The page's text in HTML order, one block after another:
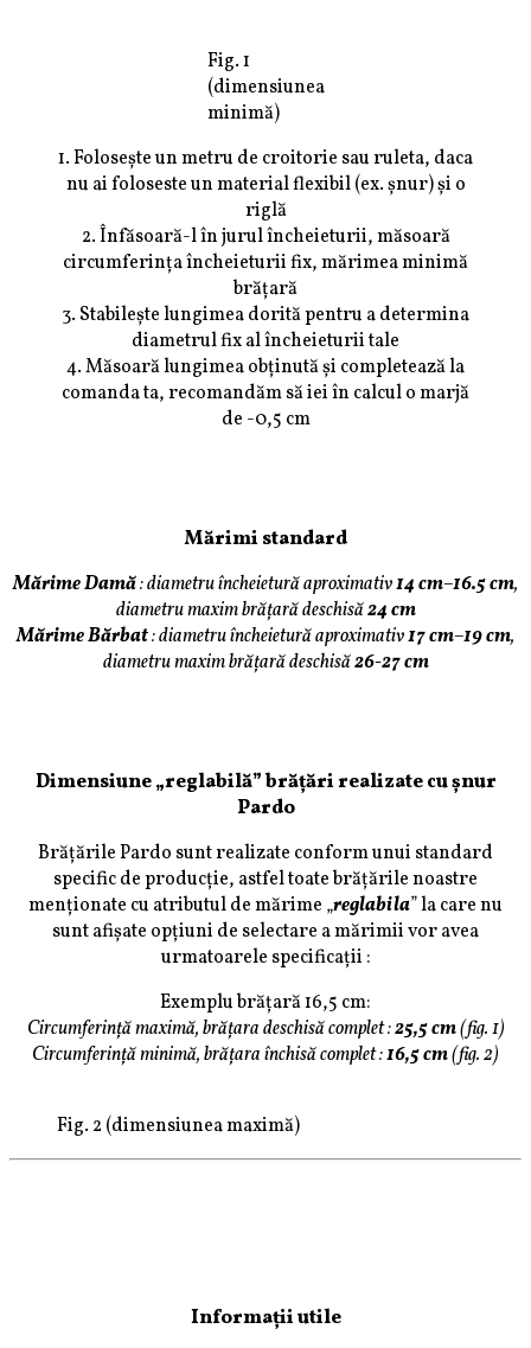
Fig. 1
(dimensiunea
minimă)
1. Folosește un metru de croitorie sau ruleta, daca
nu ai foloseste un material flexibil (ex. șnur) și o
riglă
2. Înfăsoară-l în jurul încheieturii, măsoară
circumferința încheieturii fix, mărimea minimă
brățară
3. Stabilește lungimea dorită pentru a determina
diametrul fix al încheieturii tale
4. Măsoară lungimea obținută și completează la
comanda ta, recomandăm să iei în calcul o marjă
de -0,5 cm
Mărimi standard
Mărime Damă:diametru încheietură aproximativ14 cm–16.5 cm,
diametru maxim brățară deschisă24 cm
Mărime Bărbat:diametru încheietură aproximativ17 cm–19 cm,
diametru maxim brățară deschisă26-27 cm
Dimensiune „reglabilă” brățări realizate cu șnur
Pardo
Brățările Pardo sunt realizate conform unui standard
specific de producție, astfel toate brățările noastre
menționate cu atributul de mărime „reglabila” la care nu
sunt afișate opțiuni de selectare a mărimii vor avea
urmatoarele specificații :
Exemplu brățară 16,5 cm:
Circumferință maximă, brățara deschisă complet :25,5 cm(fig. 1)
Circumferință minimă, brățara închisă complet :16,5 cm(fig. 2)
Fig. 2 (dimensiunea maximă)
Informații utile